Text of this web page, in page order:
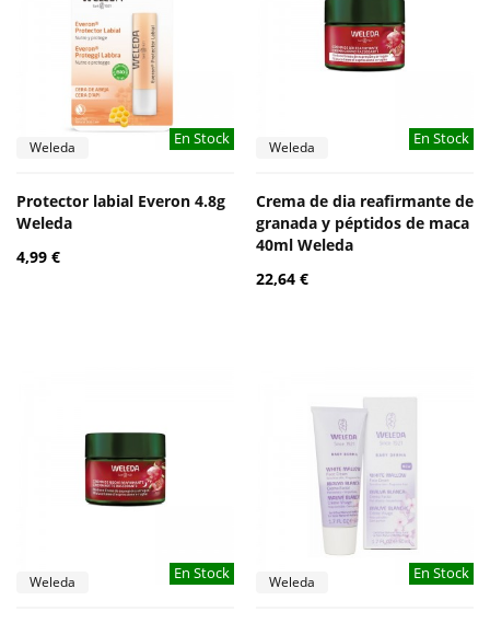
En Stock
Weleda
Protector labial Everon 4.8g
Weleda
4,99 €
En Stock
Weleda
Crema de dia reafirmante de
granada y péptidos de maca
40ml Weleda
22,64 €
En Stock
Weleda En Stock
Weleda